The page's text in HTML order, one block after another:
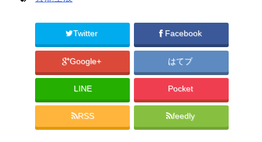
Twitter Facebook
Google+ はてブ
LINE Pocket
RSS feedly